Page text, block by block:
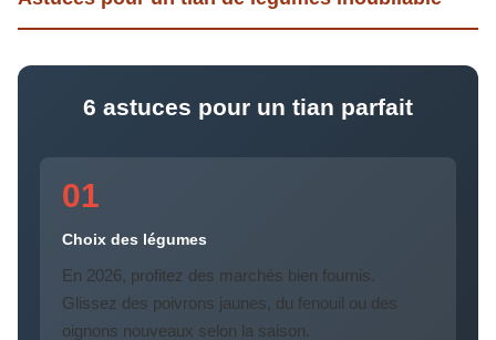
6 astuces pour un tian parfait
01
Choix des légumes
En 2026, profitez des marchés bien fournis.
Glissez des poivrons jaunes, du fenouil ou des
oignons nouveaux selon la saison.